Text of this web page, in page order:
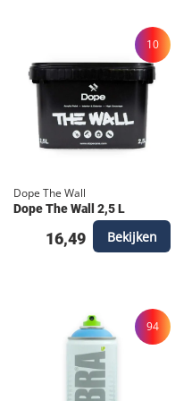
10
Dope The Wall
Dope The Wall 2,5 L
16,49 Bekijken
94